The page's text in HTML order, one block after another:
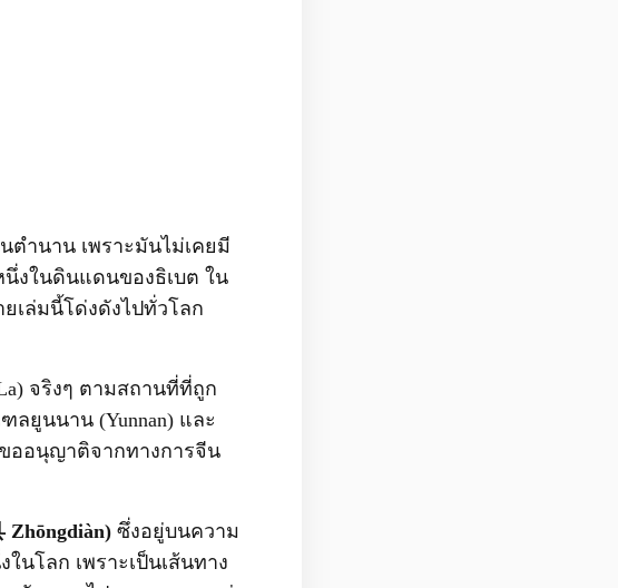
ตำนาน เพราะมันไม่เคยมี
งในดินแดนของธิเบต ใน
เล่มนี้โด่งดังไปทั่วโลก
จริงๆ ตามสถานที่ที่ถูก
ยูนนาน (Yunnan) และ
ขออนุญาติจากทางการจีน
Zhōngdiàn) ซึ่งอยู่บนความ
นโลก เพราะเป็นเส้นทาง